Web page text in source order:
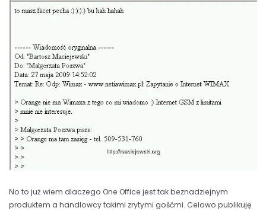
No to już wiem dlaczego One Office jest tak beznadziejnym
produktem a handlowcy takimi zrytymi gośćmi. Celowo publikuję